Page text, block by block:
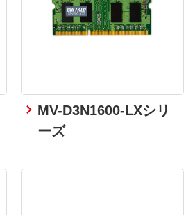
MV-D3N1600-LXシリ
ーズ